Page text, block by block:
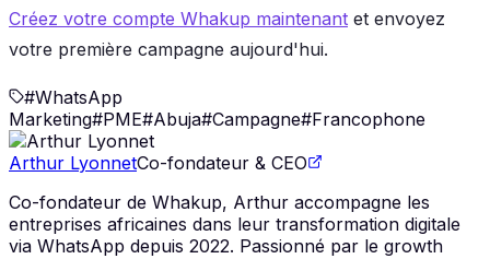
Créez votre compte Whakup maintenant et envoyez
votre première campagne aujourd'hui.
#WhatsApp
Marketing#PME#Abuja#Campagne#Francophone
Arthur LyonnetCo-fondateur & CEO
Co-fondateur de Whakup, Arthur accompagne les
entreprises africaines dans leur transformation digitale
via WhatsApp depuis 2022. Passionné par le growth